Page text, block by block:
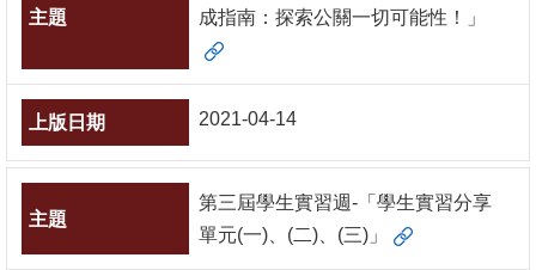
成指南：探索公關一切可能性！」
2021-04-14
第三屆學生實習週-「學生實習分享
單元(一)、(二)、(三)」